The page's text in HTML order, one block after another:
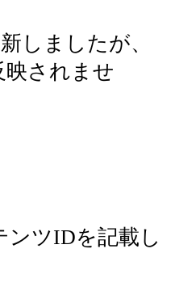
しましたが、
映されませ
ンツIDを記載し